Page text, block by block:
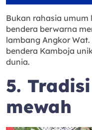
Bukan rahasia
bendera berwarna
lambang Angkor
bendera Kamboja
dunia.
5.
mewah